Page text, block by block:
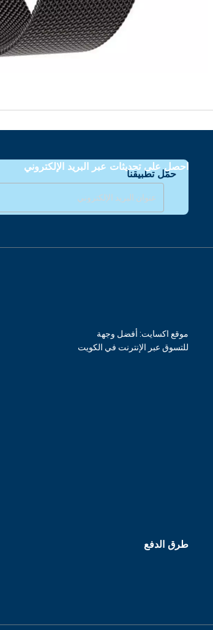
حمّل تطبيقنا
احصل على تحديثات عبر البريد الإلكتروني
موقع اكسايت: أفضل وجهة
للتسوق عبر الإنترنت في الكويت
طرق الدفع